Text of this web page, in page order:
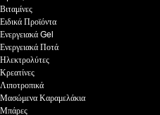
Βιταμίνες
Ειδικά Προϊόντα
Ενεργειακά Gel
Ενεργειακά Ποτά
Ηλεκτρολύτες
Κρεατίνες
Λιποτροπικά
Μασώμενα Καραμελάκια
Μπάρες